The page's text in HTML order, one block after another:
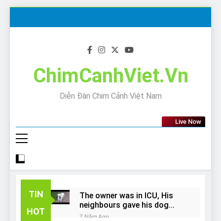
ChimCanhViet.Vn
Diễn Đàn Chim Cảnh Việt Nam
Live Now
TIN
HOT
The owner was in ICU, His
neighbours gave his dog
away!
7 Năm Ago